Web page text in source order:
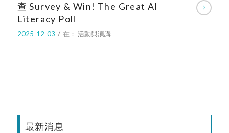
查 Survey & Win! The Great AI
Literacy Poll
2025-12-03 / 在： 活動與演講
最新消息